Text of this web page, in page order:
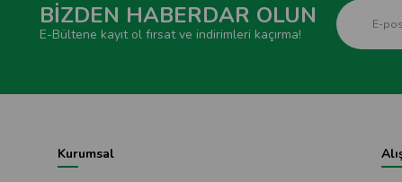
BİZDEN HABERDAR OLUN
E-Bültene kayıt ol fırsat ve indirimleri kaçırma!
Kurumsal